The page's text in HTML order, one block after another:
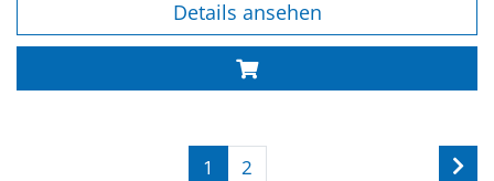
Details ansehen
1 2